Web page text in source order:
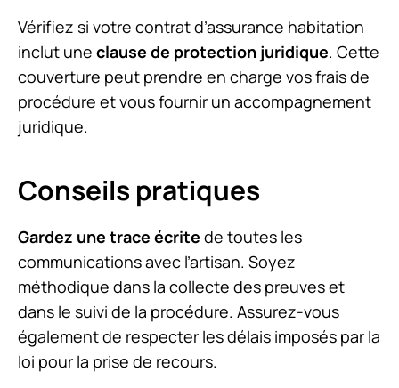
Vérifiez si votre contrat d’assurance habitation
inclut une clause de protection juridique. Cette
couverture peut prendre en charge vos frais de
procédure et vous fournir un accompagnement
juridique.
Conseils pratiques
Gardez une trace écrite de toutes les
communications avec l’artisan. Soyez
méthodique dans la collecte des preuves et
dans le suivi de la procédure. Assurez-vous
également de respecter les délais imposés par la
loi pour la prise de recours.